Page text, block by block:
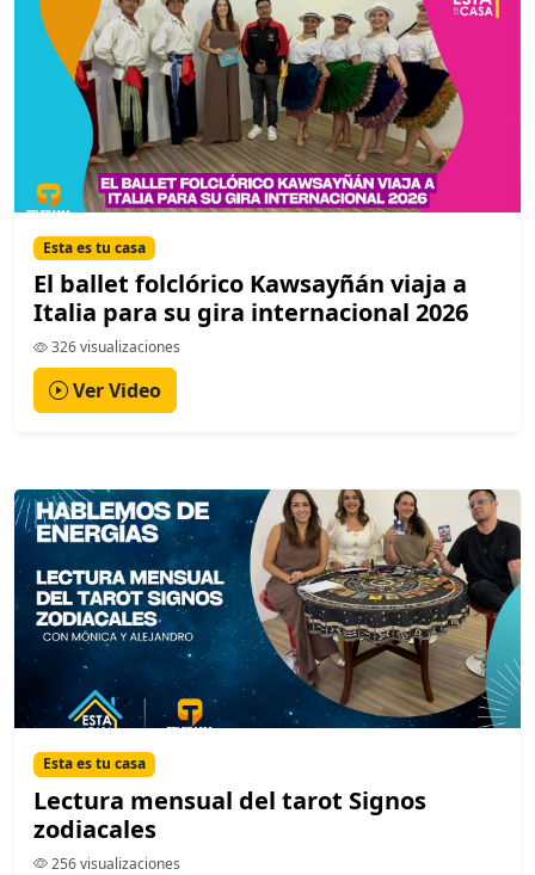
Esta es tu casa
El ballet folclórico Kawsayñán viaja a
Italia para su gira internacional 2026
326 visualizaciones
Ver Video
Esta es tu casa
Lectura mensual del tarot Signos
zodiacales
256 visualizaciones